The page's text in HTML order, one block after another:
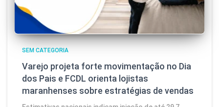
SEM CATEGORIA
Varejo projeta forte movimentação no Dia
dos Pais e FCDL orienta lojistas
maranhenses sobre estratégias de vendas